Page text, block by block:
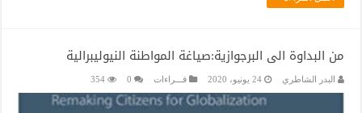
من البداوة الى البرجوازية:صياغة المواطنة النيوليبرالية
البدر الشاطري 24 يونيو، 2020 قـــراءات 0
354